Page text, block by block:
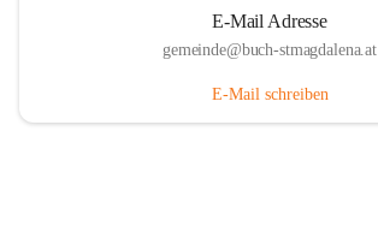
E-Mail Adresse
gemeinde@buch-stmagdalena.at
E-Mail schreiben